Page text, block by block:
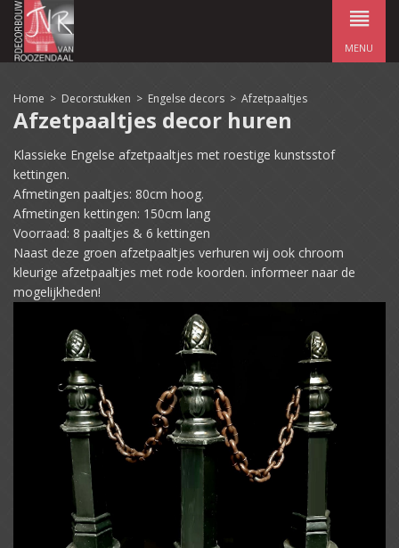
MENU
Home > Decorstukken > Engelse decors > Afzetpaaltjes
Afzetpaaltjes decor huren
Klassieke Engelse afzetpaaltjes met roestige kunstsstof
kettingen.
Afmetingen paaltjes: 80cm hoog.
Afmetingen kettingen: 150cm lang
Voorraad: 8 paaltjes & 6 kettingen
Naast deze groen afzetpaaltjes verhuren wij ook chroom
kleurige afzetpaaltjes met rode koorden. informeer naar de
mogelijkheden!